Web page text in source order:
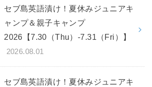
セブ島英語漬け！夏休みジュニアキ
ャンプ＆親子キャンプ
2026【7.30（Thu）-7.31（Fri）】
2026.08.01
セブ島英語漬け！夏休みジュニアキ